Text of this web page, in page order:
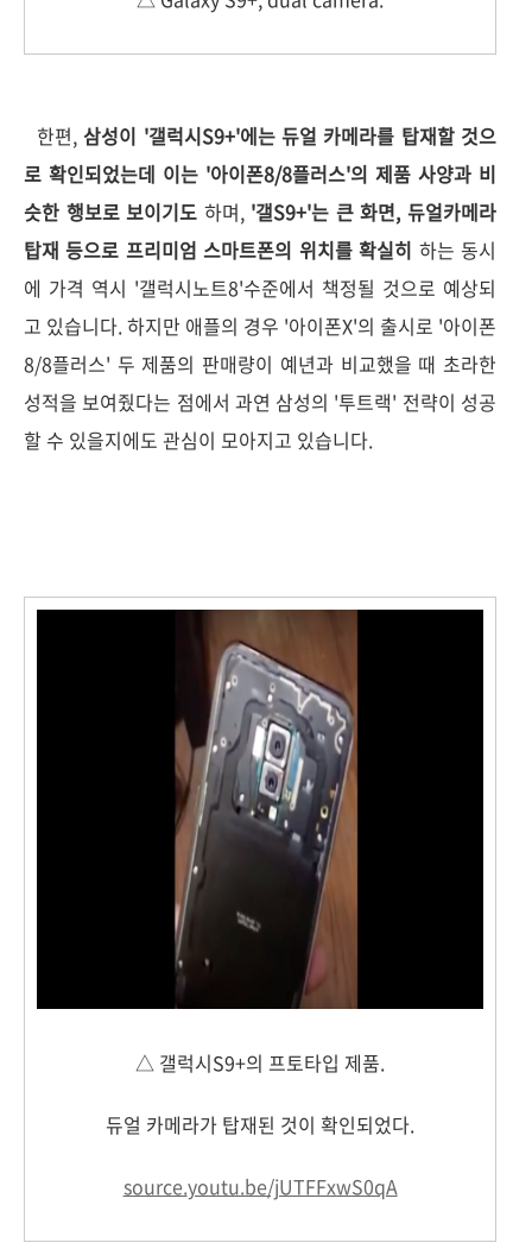
한편,삼성이 '갤럭시S9+'에는 듀얼 카메라를 탑재할 것으
로 확인되었는데 이는 '아이폰8/8플러스'의 제품 사양과 비
슷한 행보로 보이기도 하며, '갤S9+'는 큰 화면, 듀얼카메라
탑재 등으로 프리미엄 스마트폰의 위치를 확실히 하는 동시
에 가격 역시 '갤럭시노트8'수준에서 책정될 것으로 예상되
고 있습니다. 하지만 애플의 경우 '아이폰X'의 출시로 '아이폰
8/8플러스' 두 제품의 판매량이 예년과 비교했을 때 초라한
성적을 보여줬다는 점에서 과연 삼성의 '투트랙' 전략이 성공
할 수 있을지에도 관심이 모아지고 있습니다.
△ 갤럭시S9+의 프토타입 제품.
듀얼 카메라가 탑재된 것이 확인되었다.
source.youtu.be/jUTFFxwS0qA